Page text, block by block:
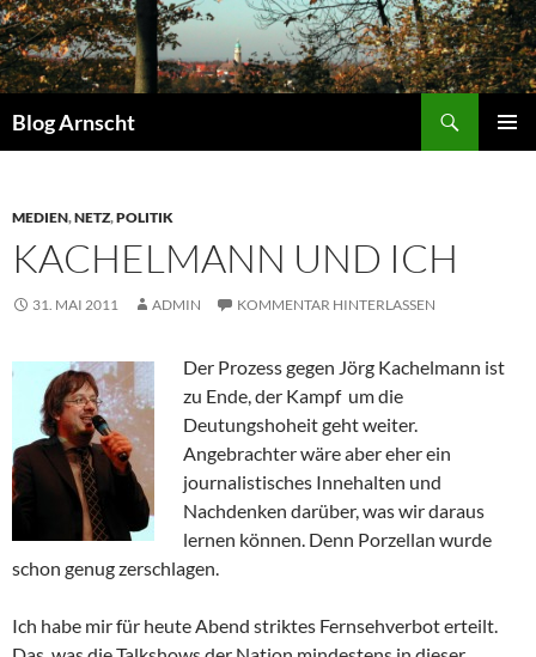
Zum
Inhalt
springen
Blog Arnscht
MEDIEN,NETZ,POLITIK
KACHELMANN UND ICH
31. MAI 2011 ADMIN KOMMENTAR HINTERLASSEN
Der Prozess gegen Jörg Kachelmann ist
zu Ende, der Kampf um die
Deutungshoheit geht weiter.
Angebrachter wäre aber eher ein
journalistisches Innehalten und
Nachdenken darüber, was wir daraus
lernen können. Denn Porzellan wurde
schon genug zerschlagen.
Ich habe mir für heute Abend striktes Fernsehverbot erteilt.